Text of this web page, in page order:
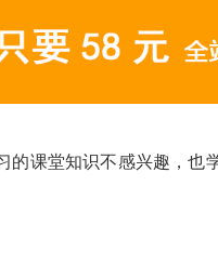
课堂知识不感兴趣，也